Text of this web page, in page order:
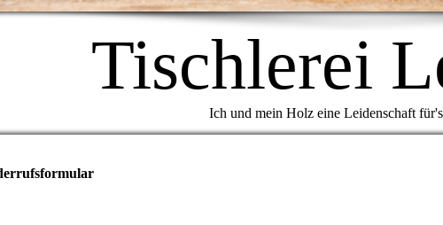
Tischlerei
Ich und mein Holz eine Leidenschaft